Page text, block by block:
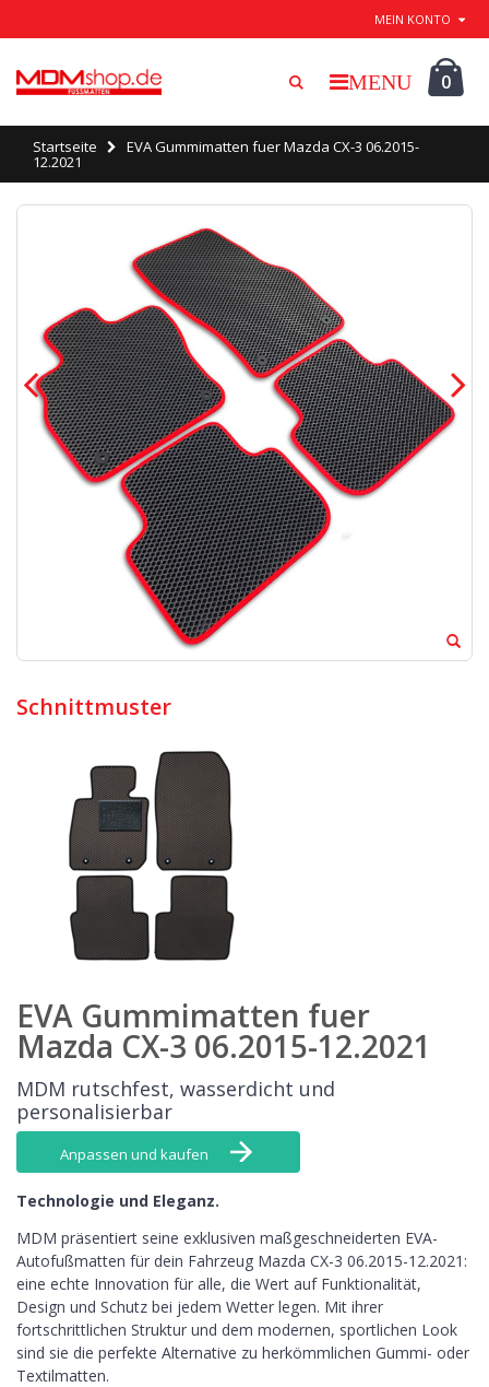
MEIN KONTO
0
Startseite EVA Gummimatten fuer Mazda CX-3 06.2015-
12.2021
Schnittmuster
EVA Gummimatten fuer
Mazda CX-3 06.2015-12.2021
MDM rutschfest, wasserdicht und
personalisierbar
Anpassen und kaufen
Technologie und Eleganz.
MDM präsentiert seine exklusiven maßgeschneiderten EVA-
Autofußmatten für dein Fahrzeug Mazda CX-3 06.2015-12.2021:
eine echte Innovation für alle, die Wert auf Funktionalität,
Design und Schutz bei jedem Wetter legen. Mit ihrer
fortschrittlichen Struktur und dem modernen, sportlichen Look
sind sie die perfekte Alternative zu herkömmlichen Gummi- oder
Textilmatten.